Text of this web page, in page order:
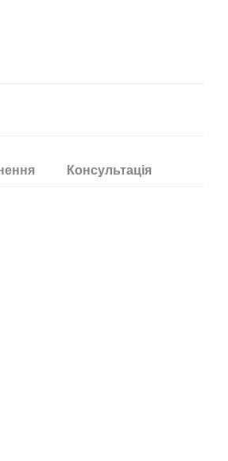
Консультація